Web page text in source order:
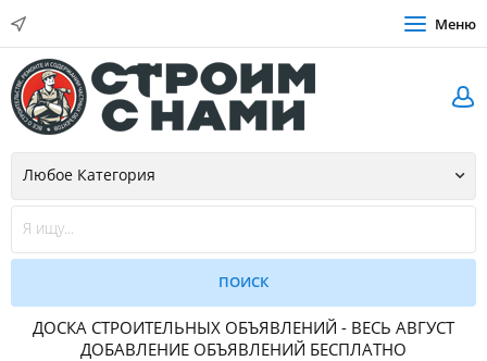
Меню
ДОСКА СТРОИТЕЛЬНЫХ ОБЪЯВЛЕНИЙ - ВЕСЬ АВГУСТ
ДОБАВЛЕНИЕ ОБЪЯВЛЕНИЙ БЕСПЛАТНО